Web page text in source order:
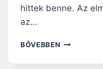
hittek benne. Az
az…
BŐVEBBEN NAGYBÖJTI